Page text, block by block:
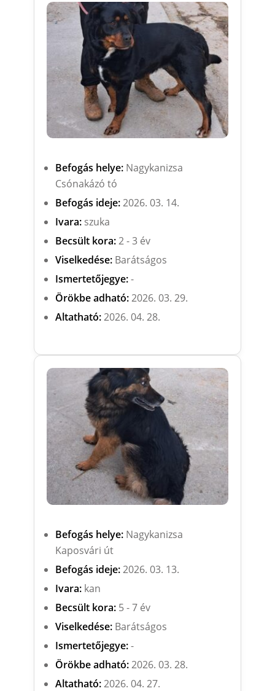
Befogás helye:Nagykanizsa
Csónakázó tó
Befogás ideje:2026. 03. 14.
Ivara:szuka
Becsült kora:2 - 3 év
Viselkedése:Barátságos
Ismertetőjegye:-
Örökbe adható:2026. 03. 29.
Altatható:2026. 04. 28.
Befogás helye:Nagykanizsa
Kaposvári út
Befogás ideje:2026. 03. 13.
Ivara:kan
Becsült kora:5 - 7 év
Viselkedése:Barátságos
Ismertetőjegye:-
Örökbe adható:2026. 03. 28.
Altatható:2026. 04. 27.